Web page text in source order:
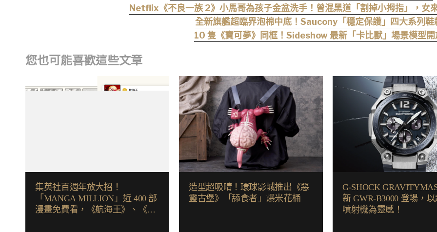
Netflix《不良一族 2》小馬哥為孩子金盆洗手！曾混黑道「割掉小拇指」，女
全新旗艦超臨界泡棉中底！Saucony「穩定保護」四大系列鞋
10 隻《寶可夢》同框！Sideshow 最新「卡比獸」場景模型開
您也可能喜歡這些文章
集英社百週年放大招！
「MANGA MILLION」近 400 部
漫畫免費看，《航海王》、《火
造型超吸睛！環球影城推出《惡
靈古堡》「舔食者」爆米花桶
G-SHOCK
新 GWR-B3000 登場，
噴射機為靈感！